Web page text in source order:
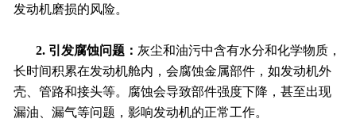
发动机磨损的风险。
2. 引发腐蚀问题： 灰尘和油污中含有水分和化学物质，
长时间积累在发动机舱内，会腐蚀金属部件，如发动机外
壳、管路和接头等。腐蚀会导致部件强度下降，甚至出现
漏油、漏气等问题，影响发动机的正常工作。